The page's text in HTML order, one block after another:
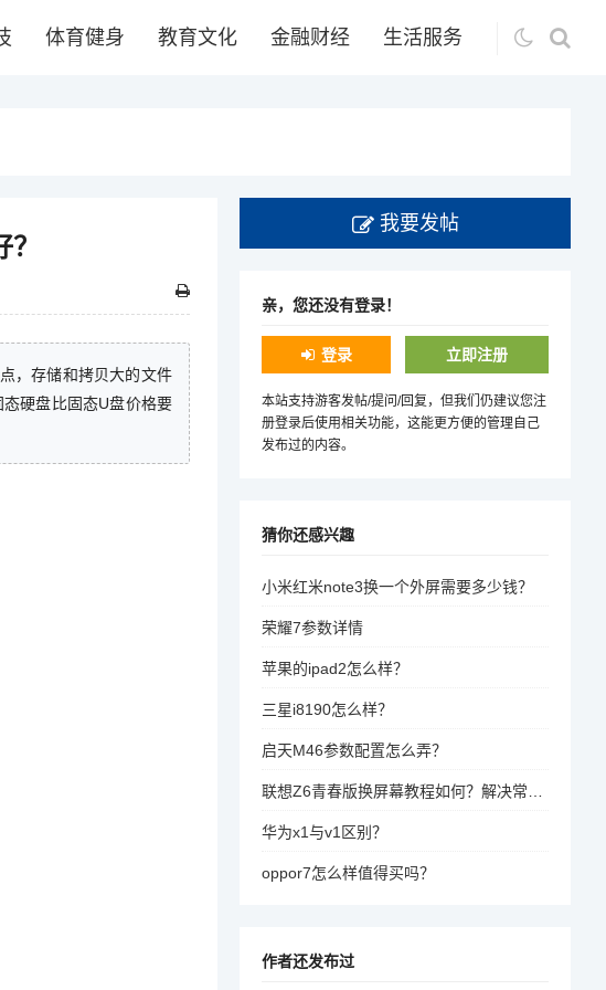
体育健身 教育文化 金融财经 生活服务
，存储和拷贝大的文件
硬盘比固态U盘价格要
我要发帖
亲，您还没有登录！
登录 立即注册
本站支持游客发帖/提问/回复，但我们仍建议您注
册登录后使用相关功能，这能更方便的管理自己
发布过的内容。
猜你还感兴趣
小米红米note3换一个外屏需要多少钱？
荣耀7参数详情
苹果的ipad2怎么样？
三星i8190怎么样？
启天M46参数配置怎么弄？
联想Z6青春版换屏幕教程如何？解决常见问题
华为x1与v1区别？
oppor7怎么样值得买吗？
作者还发布过